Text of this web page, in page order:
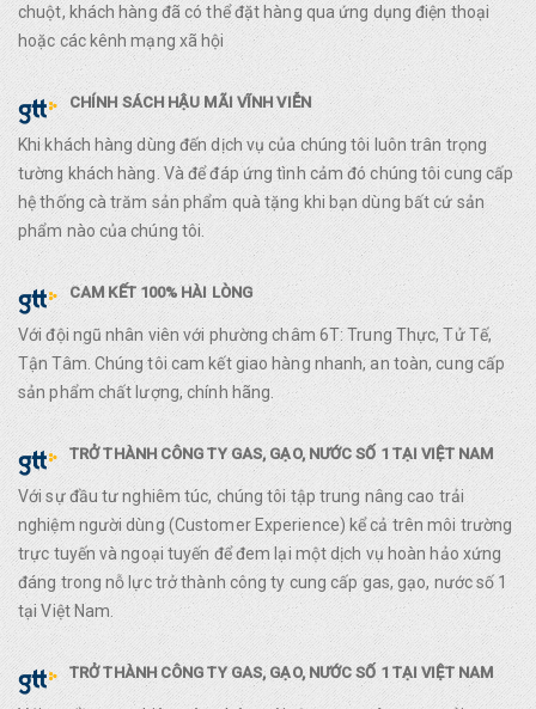
chuột, khách hàng đã có thể đặt hàng qua ứng dụng điện thoại
hoặc các kênh mạng xã hội
CHÍNH SÁCH HẬU MÃI VĨNH VIỄN
Khi khách hàng dùng đến dịch vụ của chúng tôi luôn trân trọng
tường khách hàng. Và để đáp ứng tình cảm đó chúng tôi cung cấp
hệ thống cà trăm sản phẩm quà tặng khi bạn dùng bất cứ sản
phẩm nào của chúng tôi.
CAM KẾT 100% HÀI LÒNG
Với đội ngũ nhân viên với phường châm 6T: Trung Thực, Tử Tế,
Tận Tâm. Chúng tôi cam kết giao hàng nhanh, an toàn, cung cấp
sản phẩm chất lượng, chính hãng.
TRỞ THÀNH CÔNG TY GAS, GẠO, NƯỚC SỐ 1 TẠI VIỆT NAM
Với sự đầu tư nghiêm túc, chúng tôi tập trung nâng cao trải
nghiệm người dùng (Customer Experience) kể cả trên môi trường
trực tuyến và ngoại tuyến để đem lại một dịch vụ hoàn hảo xứng
đáng trong nỗ lực trở thành công ty cung cấp gas, gạo, nước số 1
tại Việt Nam.
TRỞ THÀNH CÔNG TY GAS, GẠO, NƯỚC SỐ 1 TẠI VIỆT NAM